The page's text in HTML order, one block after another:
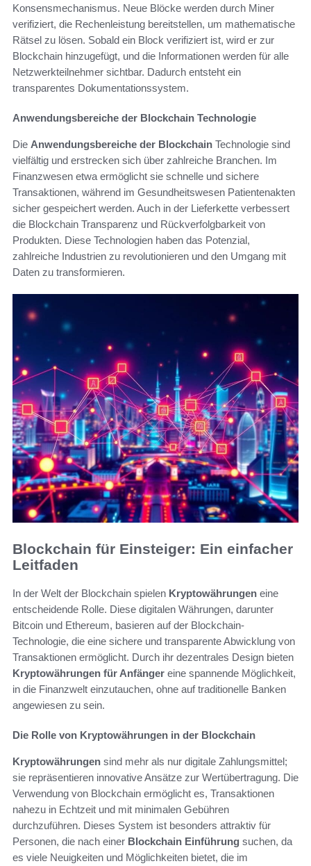
Konsensmechanismus. Neue Blöcke werden durch Miner
verifiziert, die Rechenleistung bereitstellen, um mathematische
Rätsel zu lösen. Sobald ein Block verifiziert ist, wird er zur
Blockchain hinzugefügt, und die Informationen werden für alle
Netzwerkteilnehmer sichtbar. Dadurch entsteht ein
transparentes Dokumentationssystem.
Anwendungsbereiche der Blockchain Technologie
Die Anwendungsbereiche der Blockchain Technologie sind
vielfältig und erstrecken sich über zahlreiche Branchen. Im
Finanzwesen etwa ermöglicht sie schnelle und sichere
Transaktionen, während im Gesundheitswesen Patientenakten
sicher gespeichert werden. Auch in der Lieferkette verbessert
die Blockchain Transparenz und Rückverfolgbarkeit von
Produkten. Diese Technologien haben das Potenzial,
zahlreiche Industrien zu revolutionieren und den Umgang mit
Daten zu transformieren.
Blockchain für Einsteiger: Ein einfacher
Leitfaden
In der Welt der Blockchain spielen Kryptowährungen eine
entscheidende Rolle. Diese digitalen Währungen, darunter
Bitcoin und Ethereum, basieren auf der Blockchain-
Technologie, die eine sichere und transparente Abwicklung von
Transaktionen ermöglicht. Durch ihr dezentrales Design bieten
Kryptowährungen für Anfänger eine spannende Möglichkeit,
in die Finanzwelt einzutauchen, ohne auf traditionelle Banken
angewiesen zu sein.
Die Rolle von Kryptowährungen in der Blockchain
Kryptowährungen sind mehr als nur digitale Zahlungsmittel;
sie repräsentieren innovative Ansätze zur Wertübertragung. Die
Verwendung von Blockchain ermöglicht es, Transaktionen
nahezu in Echtzeit und mit minimalen Gebühren
durchzuführen. Dieses System ist besonders attraktiv für
Personen, die nach einer Blockchain Einführung suchen, da
es viele Neuigkeiten und Möglichkeiten bietet, die im